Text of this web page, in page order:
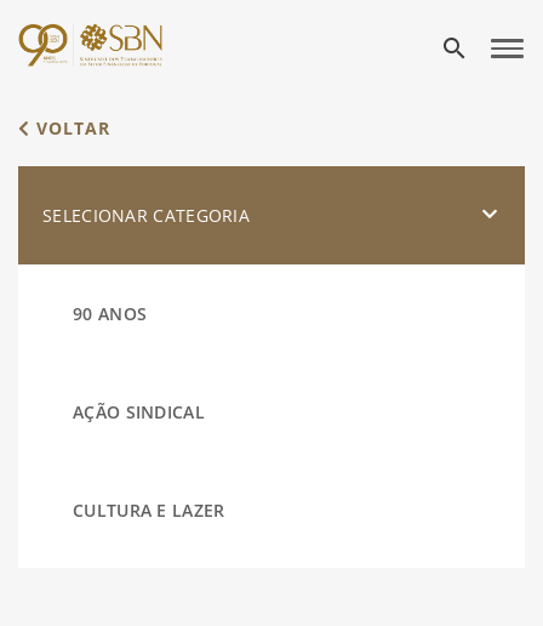
search
VOLTAR
SELECIONAR CATEGORIA
90 ANOS
AÇÃO SINDICAL
CULTURA E LAZER